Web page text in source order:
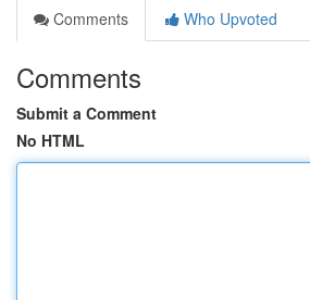
Comments
Who Upvoted
Comments
Submit a Comment
No HTML